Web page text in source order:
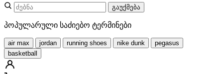
გაუქმება
პოპულარული საძიებო ტერმინები
air max jordan running shoes nike dunk
pegasus
basketball